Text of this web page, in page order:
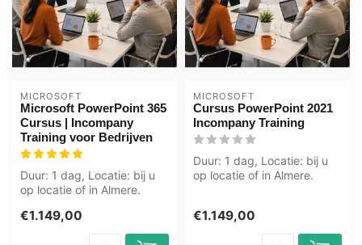
MICROSOFT
Microsoft PowerPoint 365
Cursus | Incompany
Training voor Bedrijven
Duur: 1 dag, Locatie: bij u
op locatie of in Almere.
Utrecht....
€1.149,00
MICROSOFT
Cursus PowerPoint 2021
Incompany Training
Duur: 1 dag, Locatie: bij u
op locatie of in Almere.
€1.149,00